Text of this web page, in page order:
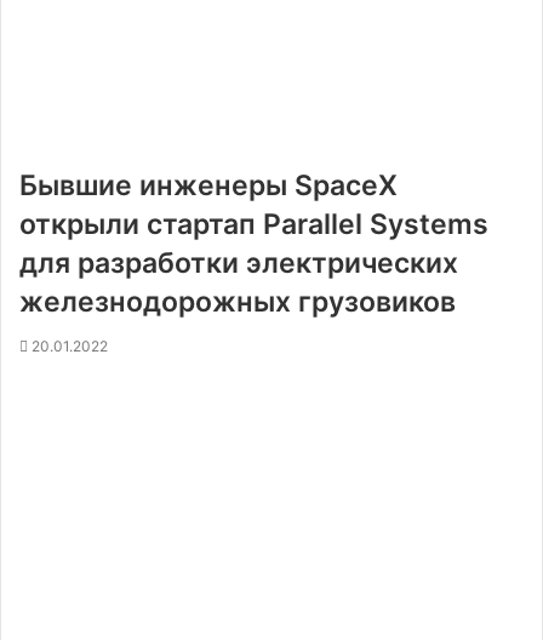
Бывшие инженеры SpaceX
открыли стартап Parallel Systems
для разработки электрических
железнодорожных грузовиков
20.01.2022